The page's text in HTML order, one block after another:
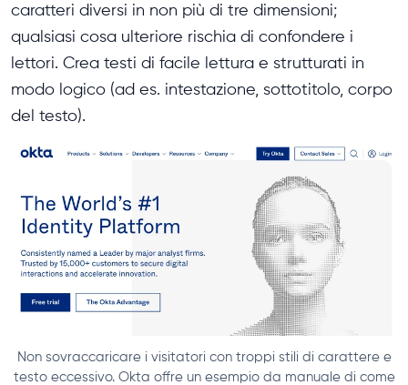
caratteri diversi in non più di tre dimensioni;
qualsiasi cosa ulteriore rischia di confondere i
lettori. Crea testi di facile lettura e strutturati in
modo logico (ad es. intestazione, sottotitolo, corpo
del testo).
Non sovraccaricare i visitatori con troppi stili di carattere e
testo eccessivo. Okta offre un esempio da manuale di come